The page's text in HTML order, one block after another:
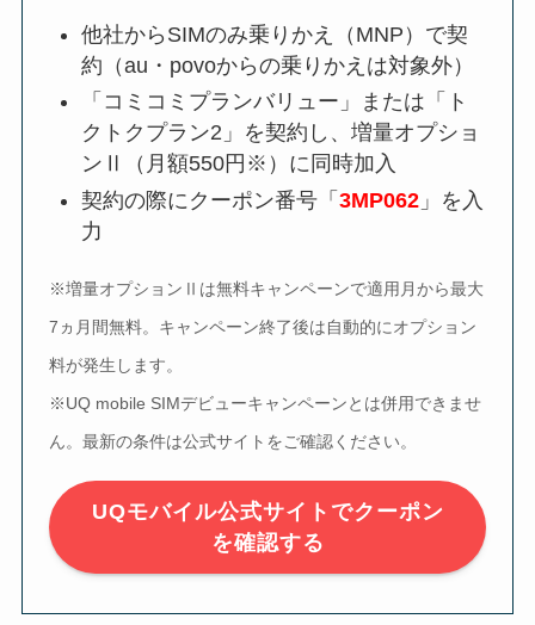
他社からSIMのみ乗りかえ（MNP）で契
約（au・povoからの乗りかえは対象外）
「コミコミプランバリュー」または「ト
クトクプラン2」を契約し、増量オプショ
ンⅡ（月額550円※）に同時加入
契約の際にクーポン番号「3MP062 」を入
力
※増量オプションⅡは無料キャンペーンで適用月から最大
7ヵ月間無料。キャンペーン終了後は自動的にオプション
料が発生します。
※UQ mobile SIMデビューキャンペーンとは併用できませ
ん。最新の条件は公式サイトをご確認ください。
UQモバイル公式サイトでクーポン
を確認する